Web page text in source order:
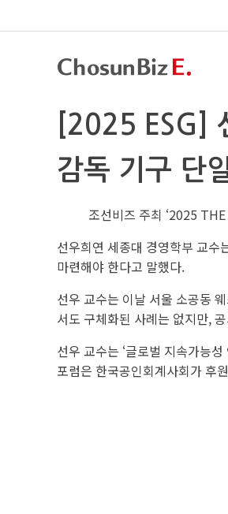
[2025 ESG]
감독 기구 단
조선비즈 주최 ‘2025
선우희연 세종대 경영학부 교수
마련해야 한다고 말했다.
선우 교수는 이날 서울 소공동
서도 구체화된 사례는 없지만,
선우 교수는 ‘글로벌 지속가능
포럼은 한국공인회계사회가 후